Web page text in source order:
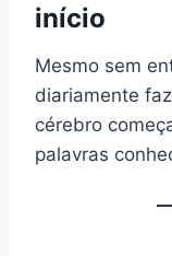
início
Mesmo sem
diariamente
cérebro
palavras